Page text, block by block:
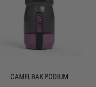
CAMELBAK PODIUM